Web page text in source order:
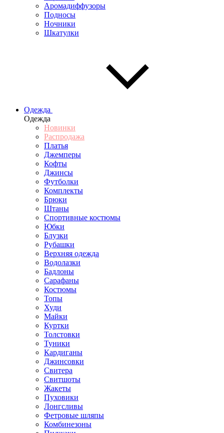
Аромадиффузоры
Подносы
Ночники
Шкатулки
Одежда
Одежда
Новинки
Распродажа
Платья
Джемперы
Кофты
Джинсы
Футболки
Комплекты
Брюки
Штаны
Спортивные костюмы
Юбки
Блузки
Рубашки
Верхняя одежда
Водолазки
Бадлоны
Сарафаны
Костюмы
Топы
Худи
Майки
Куртки
Толстовки
Туники
Кардиганы
Джинсовки
Свитера
Свитшоты
Жакеты
Пуховики
Лонгсливы
Фетровые шляпы
Комбинезоны